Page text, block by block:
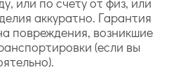
аккуратно. Гарантия
повреждения, возникшие
(если вы